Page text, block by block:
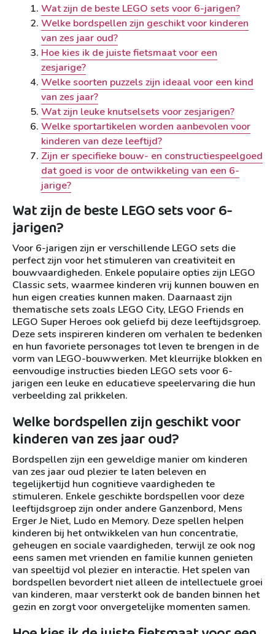
Wat zijn de beste LEGO sets voor 6-jarigen?
Welke bordspellen zijn geschikt voor kinderen
van zes jaar oud?
Hoe kies ik de juiste fietsmaat voor een
zesjarige?
Welke soorten puzzels zijn ideaal voor een kind
van zes jaar?
Wat zijn leuke knutselsets voor zesjarigen?
Welke sportartikelen worden aanbevolen voor
kinderen van deze leeftijd?
Zijn er specifieke bouw- en constructiespeelgoed
dat goed is voor de ontwikkeling van een 6-
jarige?
Wat zijn de beste LEGO sets voor 6-
jarigen?
Voor 6-jarigen zijn er verschillende LEGO sets die
perfect zijn voor het stimuleren van creativiteit en
bouwvaardigheden. Enkele populaire opties zijn LEGO
Classic sets, waarmee kinderen vrij kunnen bouwen en
hun eigen creaties kunnen maken. Daarnaast zijn
thematische sets zoals LEGO City, LEGO Friends en
LEGO Super Heroes ook geliefd bij deze leeftijdsgroep.
Deze sets inspireren kinderen om verhalen te bedenken
en hun favoriete personages tot leven te brengen in de
vorm van LEGO-bouwwerken. Met kleurrijke blokken en
eenvoudige instructies bieden LEGO sets voor 6-
jarigen een leuke en educatieve speelervaring die hun
verbeelding zal prikkelen.
Welke bordspellen zijn geschikt voor
kinderen van zes jaar oud?
Bordspellen zijn een geweldige manier om kinderen
van zes jaar oud plezier te laten beleven en
tegelijkertijd hun cognitieve vaardigheden te
stimuleren. Enkele geschikte bordspellen voor deze
leeftijdsgroep zijn onder andere Ganzenbord, Mens
Erger Je Niet, Ludo en Memory. Deze spellen helpen
kinderen bij het ontwikkelen van hun concentratie,
geheugen en sociale vaardigheden, terwijl ze ook nog
eens samen met vrienden en familie kunnen genieten
van speeltijd vol plezier en interactie. Het spelen van
bordspellen bevordert niet alleen de intellectuele groei
van kinderen, maar versterkt ook de banden binnen het
gezin en zorgt voor onvergetelijke momenten samen.